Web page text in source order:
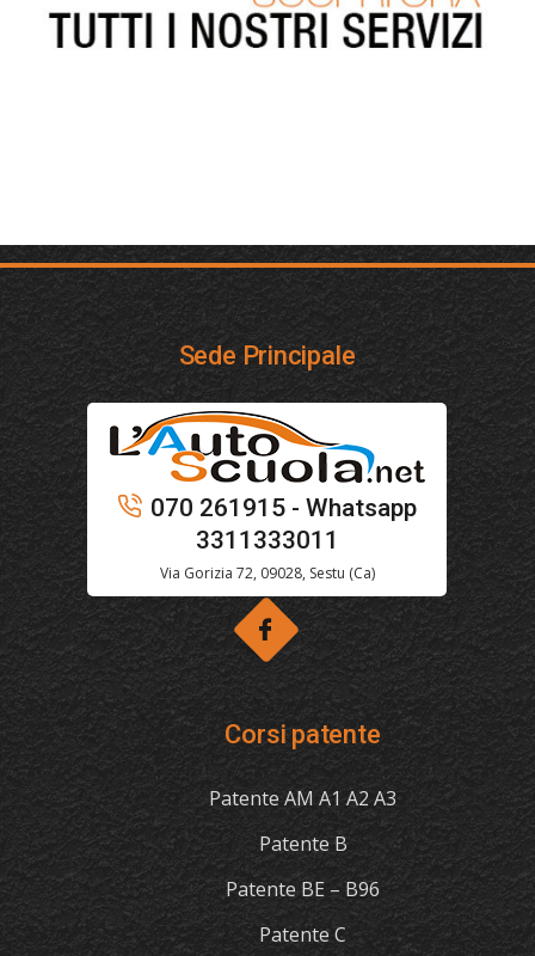
Sede Principale
070 261915 - Whatsapp
3311333011
Via Gorizia 72, 09028, Sestu (Ca)
Corsi patente
Patente AM A1 A2 A3
Patente B
Patente BE – B96
Patente C